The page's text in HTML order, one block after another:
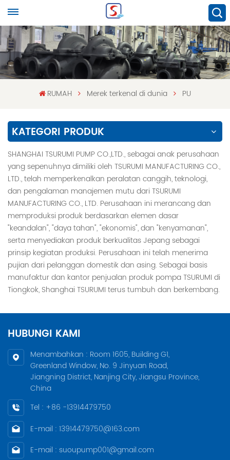
RUMAH Merek terkenal di dunia PU
KATEGORI PRODUK
SHANGHAI TSURUMI PUMP CO.,LTD., sebagai anak perusahaan
yang sepenuhnya dimiliki oleh TSURUMI MANUFACTURING CO.,
LTD., telah memperkenalkan peralatan canggih, teknologi,
dan pengalaman manajemen mutu dari TSURUMI
MANUFACTURING CO., LTD. Perusahaan ini merancang dan
memproduksi produk berdasarkan elemen dasar
"keandalan", "daya tahan", "ekonomis", dan "kenyamanan",
serta menyediakan produk berkualitas Jepang sebagai
prinsip kegiatan produksi. Perusahaan ini telah menerima
pujian dari pelanggan domestik dan asing. Sebagai basis
manufaktur dan kantor penjualan produk pompa TSURUMI di
Tiongkok, Shanghai TSURUMI terus tumbuh dan berkembang.
HUBUNGI KAMI
Menambahkan : Room 1605, Building G1,
Greenland Window, No. 9 Jinyuan Road,
Jiangning District, Nanjing City, Jiangsu Province,
China
Tel : +86 -13914479750
E-mail : 13914479750@163.com
E-mail : suoupump001@gmail.com